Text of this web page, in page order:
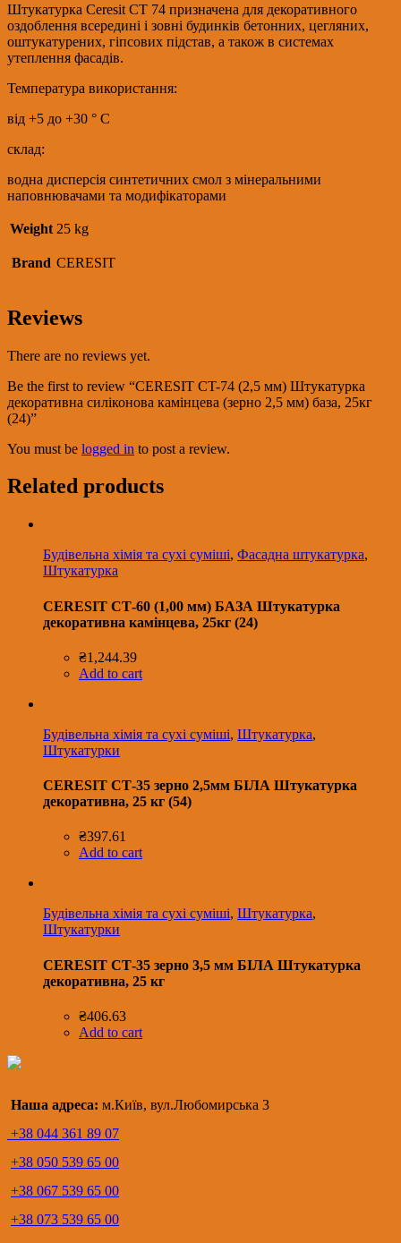
Штукатурка Ceresit CT 74 призначена для декоративного
оздоблення всередині і зовні будинків бетонних, цегляних,
оштукатурених, гіпсових підстав, а також в системах
утеплення фасадів.
Температура використання:
від +5 до +30 ° C
склад:
водна дисперсія синтетичних смол з мінеральними
наповнювачами та модифікаторами
Weight 25 kg
Brand CERESIT
Reviews
There are no reviews yet.
Be the first to review “CERESIT CT-74 (2,5 мм) Штукатурка
декоративна силіконова камінцева (зерно 2,5 мм) база, 25кг
(24)”
You must be logged in to post a review.
Related products
Будівельна хімія та сухі суміші, Фасадна штукатурка,
Штукатурка
CERESIT СТ-60 (1,00 мм) БАЗА Штукатурка
декоративна камінцева, 25кг (24)
₴1,244.39
Add to cart
Будівельна хімія та сухі суміші, Штукатурка,
Штукатурки
CERESIT СТ-35 зерно 2,5мм БІЛА Штукатурка
декоративна, 25 кг (54)
₴397.61
Add to cart
Будівельна хімія та сухі суміші, Штукатурка,
Штукатурки
CERESIT СТ-35 зерно 3,5 мм БІЛА Штукатурка
декоративна, 25 кг
₴406.63
Add to cart
Наша адреса: м.Київ, вул.Любомирська 3
+38 044 361 89 07
+38 050 539 65 00
+38 067 539 65 00
+38 073 539 65 00